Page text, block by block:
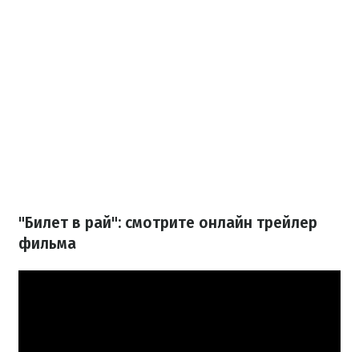
"Билет в рай": смотрите онлайн трейлер
фильма